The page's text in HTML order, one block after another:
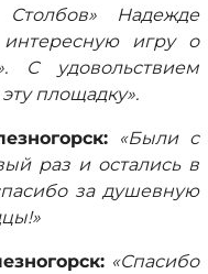
Столбов» Надежде
игру о
С удовольствием
площадку».
«Были с
раз и остались в
за душевную
«Спасибо